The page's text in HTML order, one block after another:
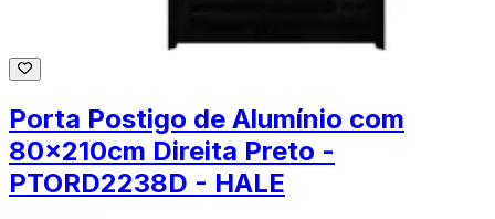
Porta Postigo de Alumínio com
80x210cm Direita Preto -
PTORD2238D - HALE